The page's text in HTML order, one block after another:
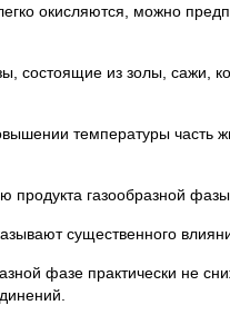
окисляются, можно
состоящие из золы, сажи,
температуры часть
продукта газообразной
существенного
фазе практически не